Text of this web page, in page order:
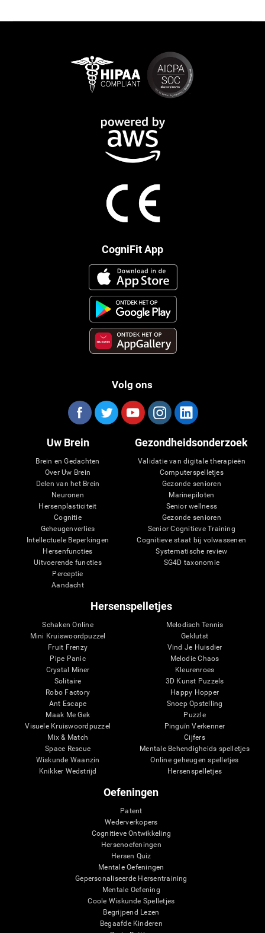
CogniFit App
Volg ons
Uw Brein
Brein en Gedachten
Over Uw Brein
Delen van het Brein
Neuronen
Hersenplasticiteit
Cognitie
Geheugenverlies
Intellectuele Beperkingen
Hersenfuncties
Uitvoerende functies
Perceptie
Aandacht
Gezondheidsonderzoek
Validatie van digitale therapieën
Computerspelletjes
Gezonde senioren
Marinepiloten
Senior wellness
Gezonde senioren
Senior Cognitieve Training
Cognitieve staat bij volwassenen
Systematische review
SG4D taxonomie
Hersenspelletjes
Schaken Online
Mini Kruiswoordpuzzel
Fruit Frenzy
Pipe Panic
Crystal Miner
Solitaire
Robo Factory
Ant Escape
Maak Me Gek
Visuele Kruiswoordpuzzel
Mix & Match
Space Rescue
Wiskunde Waanzin
Knikker Wedstrijd
Melodisch Tennis
Geklutst
Vind Je Huisdier
Melodie Chaos
Kleurenroes
3D Kunst Puzzels
Happy Hopper
Snoep Opstelling
Puzzle
Pinguïn Verkenner
Cijfers
Mentale Behendigheids spelletjes
Online geheugen spelletjes
Hersenspelletjes
Oefeningen
Patent
Wederverkopers
Cognitieve Ontwikkeling
Hersenoefeningen
Hersen Quiz
Mentale Oefeningen
Gepersonaliseerde Hersentraining
Mentale Oefening
Coole Wiskunde Spelletjes
Begrijpend Lezen
Begaafde Kinderen